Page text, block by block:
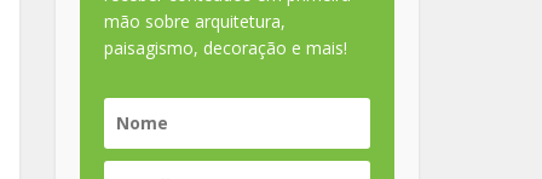
mão sobre arquitetura,
paisagismo, decoração e mais!